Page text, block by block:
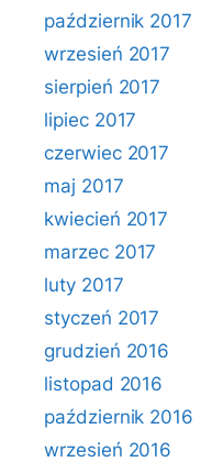
październik 2017
wrzesień 2017
sierpień 2017
lipiec 2017
czerwiec 2017
maj 2017
kwiecień 2017
marzec 2017
luty 2017
styczeń 2017
grudzień 2016
listopad 2016
październik 2016
wrzesień 2016